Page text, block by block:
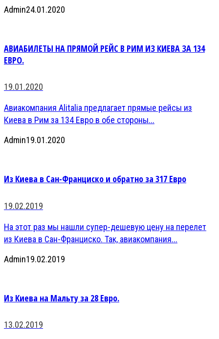
Admin24.01.2020
АВИАБИЛЕТЫ НА ПРЯМОЙ РЕЙС В РИМ ИЗ КИЕВА ЗА 134
ЕВРО.
19.01.2020
Авиакомпания Alitalia предлагает прямые рейсы из
Киева в Рим за 134 Евро в обе стороны...
Admin19.01.2020
Из Киева в Сан-Франциско и обратно за 317 Евро
19.02.2019
На этот раз мы нашли супер-дешевую цену на перелет
из Киева в Сан-Франциско. Так, авиакомпания...
Admin19.02.2019
Из Киева на Мальту за 28 Евро.
13.02.2019